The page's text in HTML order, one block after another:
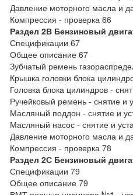
Давление моторного масла и
Компрессия - проверка 66
Раздел 2В Бензиновый
Спецификации 67
Общее описание 67
Зубчатый ремень
Крышка головки блока
Головка блока цилиндров -
Ручейковый ремень - снятие и
Масляный поддон - снятие и
Масляный насос - снятие и
Давление моторного масла и
Компрессия - проверка 78
Раздел 2С Бензиновый
Спецификации 79
Общее описание 79